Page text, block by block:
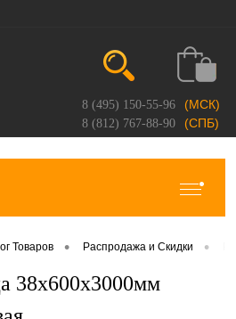
8 (495) 150-55-96 (МСК)
8 (812) 767-88-90 (СПБ)
Товаров • Распродажа и Скидки •
38х600х3000мм